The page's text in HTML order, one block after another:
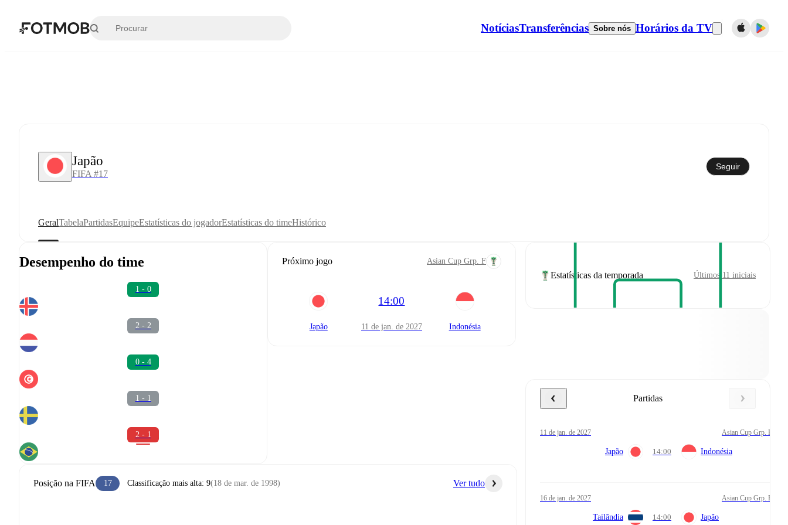
NotíciasTransferências Sobre nós Horários da TV
Japão
FIFA #17
Seguir
GeralTabelaPartidasEquipeEstatísticas do jogadorEstatísticas do timeHistórico
Desempenho do time
1 - 0
2 - 2
0 - 4
1 - 1
2 - 1
Próximo jogo Asian Cup Grp. F
Japão
14:00
11 de jan. de 2027 Indonésia
Posição na FIFA 17 Classificação mais alta: 9(18 de mar. de 1998) Ver tudo
Estatísticas da temporada Últimos 11 iniciais
Partidas
11 de jan. de 2027 Asian Cup Grp. F
Japão 14:00 Indonésia
16 de jan. de 2027 Asian Cup Grp. F
Tailândia 14:00 Japão